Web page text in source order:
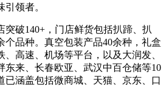
领者。
突破140+，门店鲜货包括扒蹄、扒
个品种。真空包装产品40余种，礼盒
、高速、机场等平台，以及大润发、
东来、长春欧亚、武汉中百仓储等10
已涵盖包括微商城、天猫、京东、口